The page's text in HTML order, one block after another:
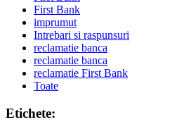
First Bank
imprumut
Intrebari si raspunsuri
reclamatie banca
reclamatie banca
reclamatie First Bank
Toate
Etichete: